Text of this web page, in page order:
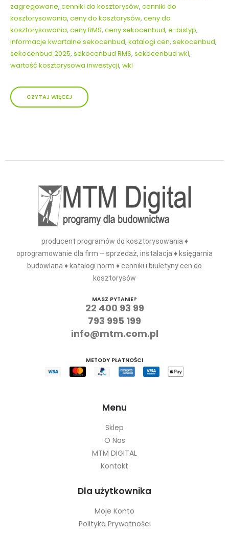
zagregowane, cenniki do kosztorysów, cenniki do
kosztorysowania, ceny do kosztorysów, ceny do
kosztorysowania, ceny RMS, ceny sekocenbud, e-bistyp,
informacje kwartalne sekocenbud, katalogi cen, sekocenbud,
sekocenbud 2025, sekocenbud RMS, sekocenbud wki,
wartość kosztorysowa inwestycji, wki
CZYTAJ WIĘCEJ
producent programów do kosztorysowania ♦
oprogramowanie dla firm – sprzedaż, instalacja ♦ księgarnia
budowlana ♦ katalogi norm ♦ cenniki i biuletyny cen do
kosztorysów
MASZ PYTANIE?
22 400 93 99
793 995 199
info@mtm.com.pl
METODY PŁATNOŚCI
Menu
Sklep
O Nas
MTM DIGITAL
Kontakt
Dla użytkownika
Moje Konto
Polityka Prywatności